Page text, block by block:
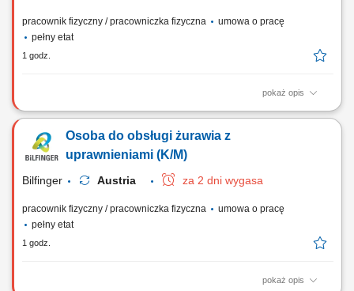
pracownik fizyczny / pracowniczka fizyczna
umowa o pracę
pełny etat
1 godz.
pokaż opis
Zadania Płynna oraz profesjonalna obsługa żurawia dolnoobrotowego
zgodnie z otrzymanymi wytycznymi kierownictwa; Przeprowadzanie
codziennych kontroli stanu technicznego i zgłaszanie ewentualnych
Osoba do obsługi żurawia z
uprawnieniami (K/M)
Bilfinger Austria za 2 dni wygasa
pracownik fizyczny / pracowniczka fizyczna
umowa o pracę
pełny etat
1 godz.
pokaż opis